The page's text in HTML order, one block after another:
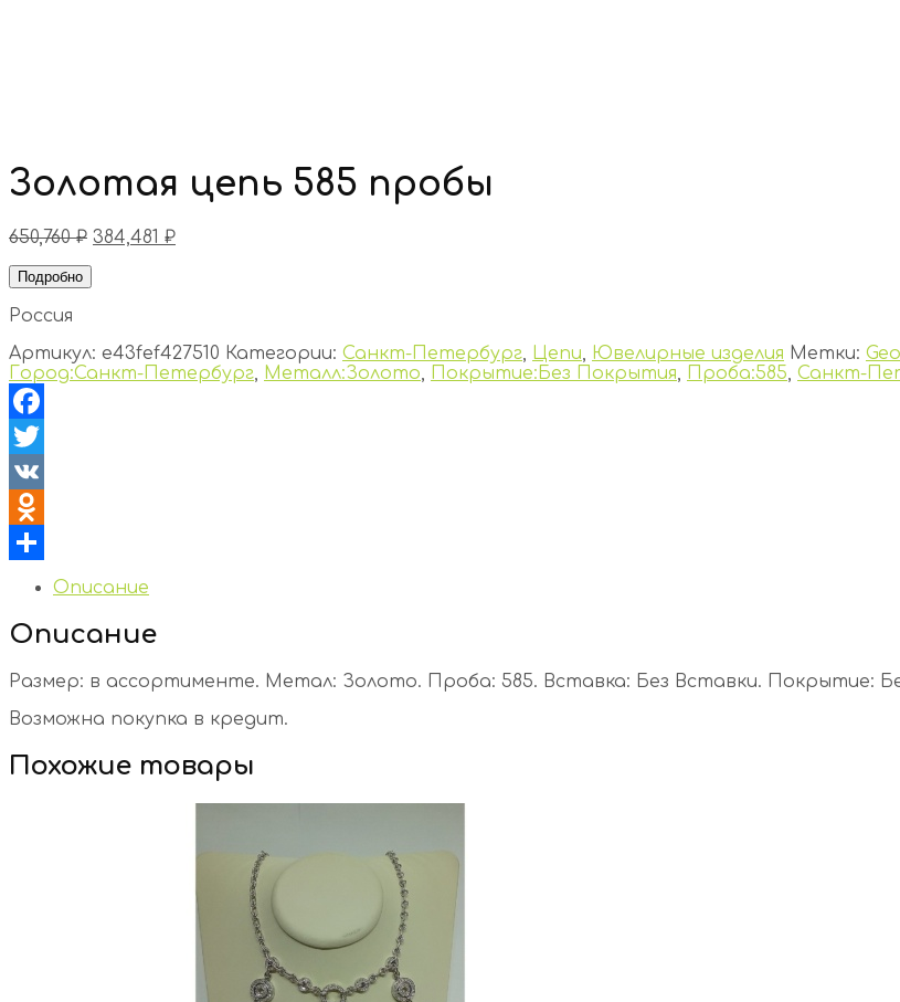
Золотая цепь 585 пробы
650,760₽ 384,481 ₽
Подробно
Россия
Артикул: e43fef427510 Категории: Санкт-Петербург, Цепи, Ювелирные изделия Метки:
Город:Санкт-Петербург, Металл:Золото, Покрытие:Без Покрытия, Проба:585, Санкт-
Facebook
Twitter
VK
Odnoklassniki
Отправить
Описание
Описание
Размер: в ассортименте. Метал: Золото. Проба: 585. Вставка: Без Вставки. Покрытие:
Возможна покупка в кредит.
Похожие товары